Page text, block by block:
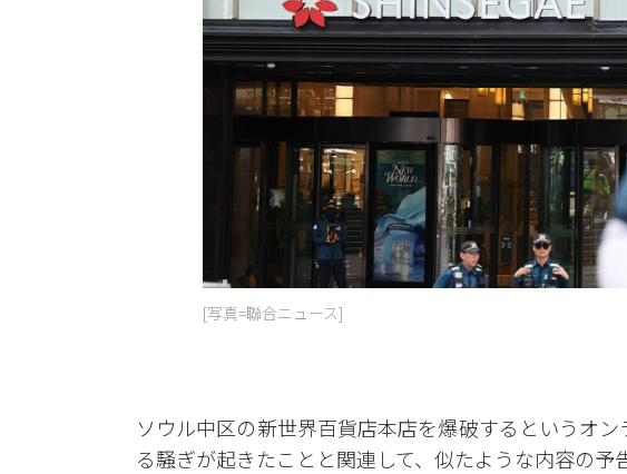
[写真=聯合ニュース]
ソウル中区の新世界百貨店本店を爆破するというオ
る騒ぎが起きたことと関連して、似たような内容の予